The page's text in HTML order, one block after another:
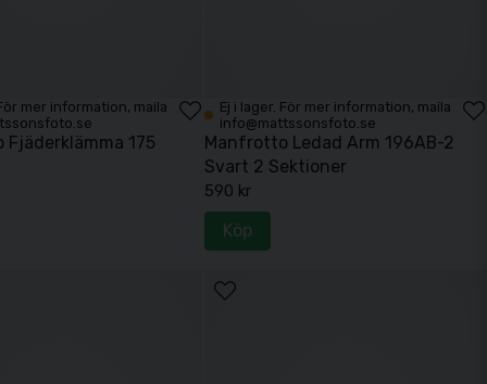
mer information, maila
175
Ej i lager. För mer information, maila
info@mattssonsfoto.se
Manfrotto Ledad Arm 196AB-2
Svart 2 Sektioner
590 kr
Köp